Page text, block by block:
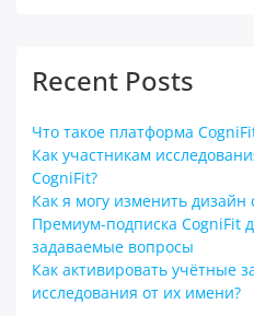
Recent Posts
Что такое платформа
Как участникам
CogniFit?
Как я могу изменить дизайн
Премиум-подписка CogniFit
задаваемые вопросы
Как активировать учётные
исследования от их имени?